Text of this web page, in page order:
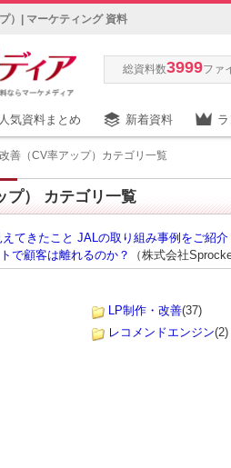
）| マーケティング 資料
総資料数3999ファ
人気資料まとめ 新着資料
善（CV率アップ）カテゴリ一覧
） カテゴリ一覧
てきたこと JALの取り組み事例をご紹介
で顧客は離れるのか？
（株式会社
LP制作・改善(37)
レコメンドエンジン(2)